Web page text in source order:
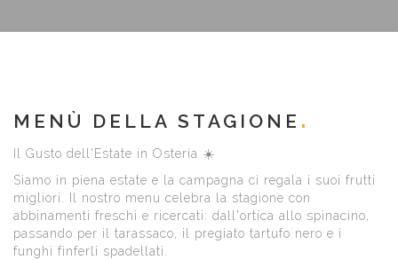
MENÙ DELLA STAGIONE
​Il Gusto dell'Estate in Osteria ☀️
​Siamo in piena estate e la campagna ci regala i suoi frutti
migliori. Il nostro menu celebra la stagione con
abbinamenti freschi e ricercati: dall'ortica allo spinacino,
passando per il tarassaco, il pregiato tartufo nero e i
funghi finferli spadellati.